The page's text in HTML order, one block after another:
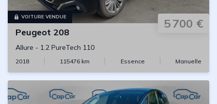
VOITURE VENDUE 5 700 €
Peugeot 208
Allure - 1.2 PureTech 110
2018 115476 km Essence Manuelle